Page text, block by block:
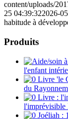
content/uploads/
25 04:39:322026-
habitude à
Produits
l'enfant
du
l'imprévisible